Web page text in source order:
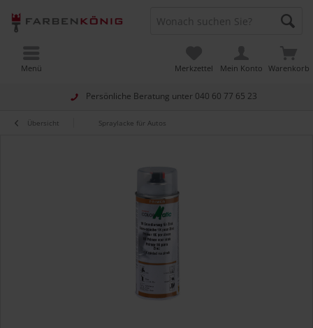
Persönliche Beratung unter 040 60 77 65 23
Warenkorb
Merkzettel Mein Konto
Menü
Übersicht Spraylacke für Autos